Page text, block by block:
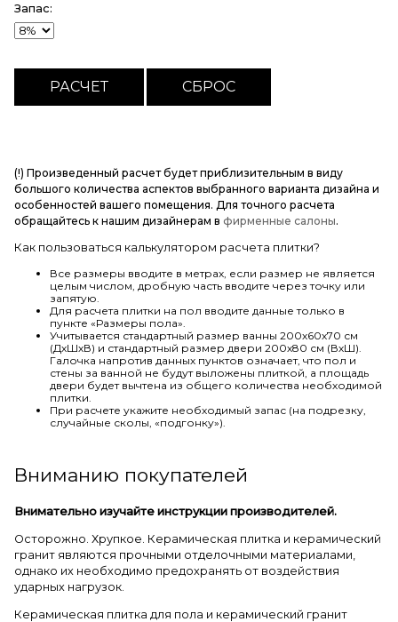
Запас:
(!) Произведенный расчет будет приблизительным в виду
большого количества аспектов выбранного варианта дизайна и
особенностей вашего помещения. Для точного расчета
обращайтесь к нашим дизайнерам в фирменные салоны.
Как пользоваться калькулятором расчета плитки?
Все размеры вводите в метрах, если размер не является
целым числом, дробную часть вводите через точку или
запятую.
Для расчета плитки на пол вводите данные только в
пункте «Размеры пола».
Учитывается стандартный размер ванны 200х60х70 см
(ДхШхВ) и стандартный размер двери 200х80 см (ВхШ).
Галочка напротив данных пунктов означает, что пол и
стены за ванной не будут выложены плиткой, а площадь
двери будет вычтена из общего количества необходимой
плитки.
При расчете укажите необходимый запас (на подрезку,
случайные сколы, «подгонку»).
Вниманию покупателей
Внимательно изучайте инструкции производителей.
Осторожно. Хрупкое. Керамическая плитка и керамический
гранит являются прочными отделочными материалами,
однако их необходимо предохранять от воздействия
ударных нагрузок.
Керамическая плитка для пола и керамический гранит